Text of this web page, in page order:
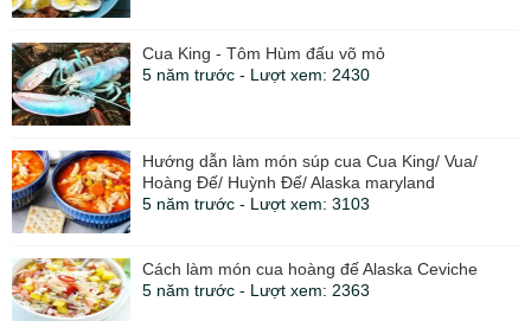
Cua King - Tôm Hùm đấu võ mỏ
5 năm trước - Lượt xem: 2430
Hướng dẫn làm món súp cua Cua King/ Vua/
Hoàng Đế/ Huỳnh Đế/ Alaska maryland
5 năm trước - Lượt xem: 3103
Cách làm món cua hoàng đế Alaska Ceviche
5 năm trước - Lượt xem: 2363